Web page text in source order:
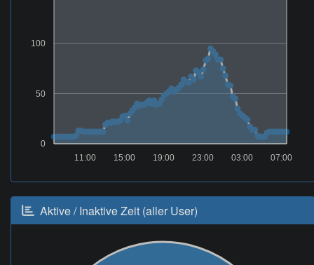
0
50
100
07:00
03:00
23:00
19:00
15:00
11:00
Aktive / Inaktive Zeit (aller User)